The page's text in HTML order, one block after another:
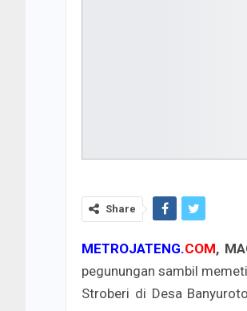
Share
METROJATENG.COM,
pegunungan sambil
Stroberi di Desa